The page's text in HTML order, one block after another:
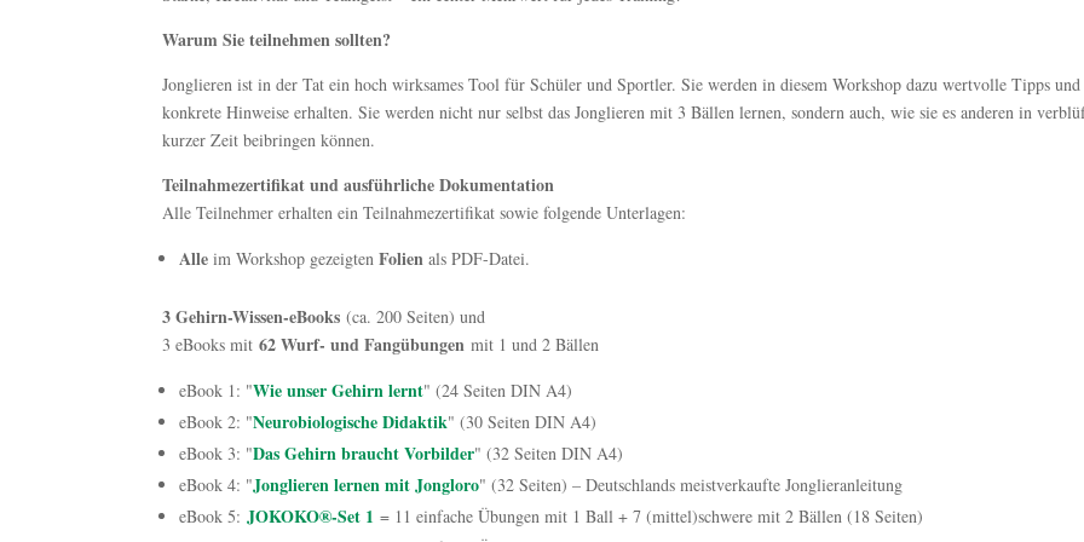
Warum Sie teilnehmen sollten?
Jonglieren ist in der Tat ein hoch wirksames Tool für Schüler und Sportler. Sie werden in diesem Workshop dazu wertvolle Tipps und
konkrete Hinweise erhalten. Sie werden nicht nur selbst das Jonglieren mit 3 Bällen lernen, sondern auch, wie sie es anderen in
kurzer Zeit beibringen können.
Teilnahmezertifikat und ausführliche Dokumentation
Alle Teilnehmer erhalten ein Teilnahmezertifikat sowie folgende Unterlagen:
Alle im Workshop gezeigten Folien als PDF-Datei.
3 Gehirn-Wissen-eBooks(ca. 200 Seiten) und
3 eBooks mit62 Wurf- und Fangübungen mit 1 und 2 Bällen
eBook 1: "Wie unser Gehirn lernt" (24 Seiten DIN A4)
eBook 2: "Neurobiologische Didaktik" (30 Seiten DIN A4)
eBook 3: "Das Gehirn braucht Vorbilder" (32 Seiten DIN A4)
eBook 4: "Jonglieren lernen mit Jongloro" (32 Seiten) – Deutschlands meistverkaufte Jonglieranleitung
eBook 5:JOKOKO®-Set 1 = 11 einfache Übungen mit 1 Ball + 7 (mittel)schwere mit 2 Bällen (18 Seiten)